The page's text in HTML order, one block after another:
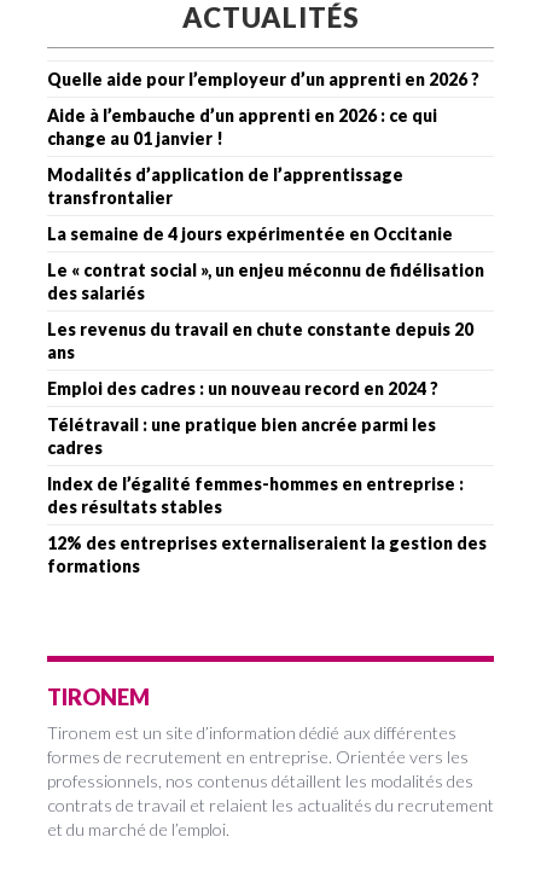
ACTUALITÉS
Quelle aide pour l’employeur d’un apprenti en 2026 ?
Aide à l’embauche d’un apprenti en 2026 : ce qui
change au 01 janvier !
Modalités d’application de l’apprentissage
transfrontalier
La semaine de 4 jours expérimentée en Occitanie
Le « contrat social », un enjeu méconnu de fidélisation
des salariés
Les revenus du travail en chute constante depuis 20
ans
Emploi des cadres : un nouveau record en 2024 ?
Télétravail : une pratique bien ancrée parmi les
cadres
Index de l’égalité femmes-hommes en entreprise :
des résultats stables
12% des entreprises externaliseraient la gestion des
formations
TIRONEM
Tironem est un site d’information dédié aux différentes
formes de recrutement en entreprise. Orientée vers les
professionnels, nos contenus détaillent les modalités des
contrats de travail et relaient les actualités du recrutement
et du marché de l’emploi.